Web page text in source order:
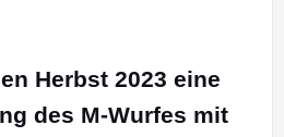
Herbst 2023 eine
des M-Wurfes mit